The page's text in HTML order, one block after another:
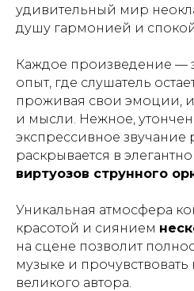
удивительный мир
душу гармонией и
Каждое произведение —
опыт, где слушатель
проживая свои эмоции,
и мысли. Нежное,
экспрессивное
раскрывается в
виртуозов струнного
Уникальная атмосфера
красотой и сиянием
на сцене позволит
музыке и
великого автора.